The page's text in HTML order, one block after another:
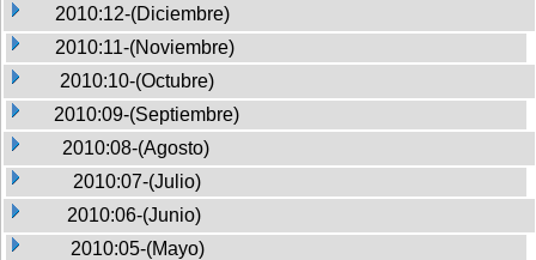
2010:12-(Diciembre)
2010:11-(Noviembre)
2010:10-(Octubre)
2010:09-(Septiembre)
2010:08-(Agosto)
2010:07-(Julio)
2010:06-(Junio)
2010:05-(Mayo)